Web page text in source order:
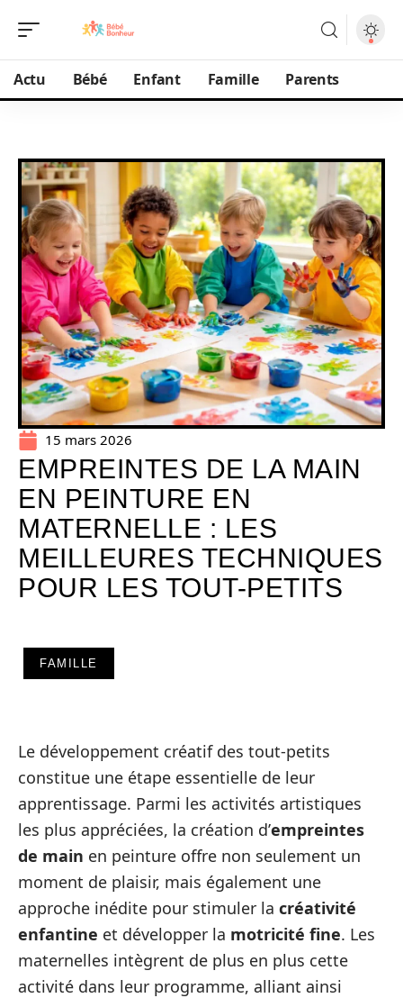
Actu Bébé Enfant Famille Parents
15 mars 2026
EMPREINTES DE LA MAIN
EN PEINTURE EN
MATERNELLE : LES
MEILLEURES TECHNIQUES
POUR LES TOUT-PETITS
FAMILLE
Le développement créatif des tout-petits
constitue une étape essentielle de leur
apprentissage. Parmi les activités artistiques
les plus appréciées, la création d’empreintes
de main en peinture offre non seulement un
moment de plaisir, mais également une
approche inédite pour stimuler la créativité
enfantine et développer la motricité fine. Les
maternelles intègrent de plus en plus cette
activité dans leur programme, alliant ainsi